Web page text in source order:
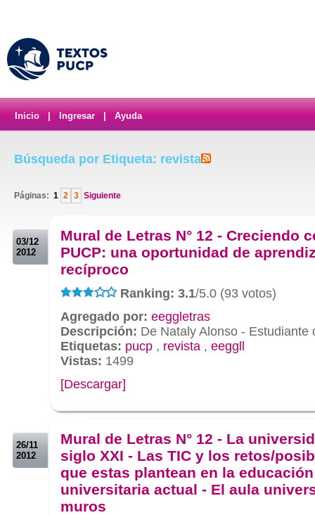
Inicio Ingresar Ayuda
Búsqueda por Etiqueta: revista
Páginas: 1 2 3 Siguiente
03/12
2012
Mural de Letras N° 12 - Creciendo
PUCP: una oportunidad de
recíproco
Ranking: 3.1/5.0 (93 votos)
Agregado por: eeggletras
Descripción: De Nataly Alonso - Estudiante
Etiquetas: pucp , revista , eeggll
Vistas: 1499
[Descargar]
26/11
2012
Mural de Letras N° 12 - La
siglo XXI - Las TIC y los retos/
que estas plantean en la educación
universitaria actual - El aula
muros